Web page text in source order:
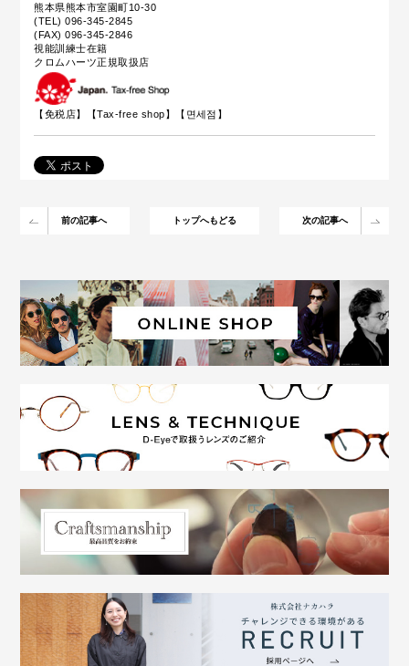
熊本県熊本市室園町10-30
(TEL) 096-345-2845
(FAX) 096-345-2846
視能訓練士在籍
クロムハーツ正規取扱店
【免税店】【Tax-free shop】【면세점】
前の記事へ トップへもどる 次の記事へ